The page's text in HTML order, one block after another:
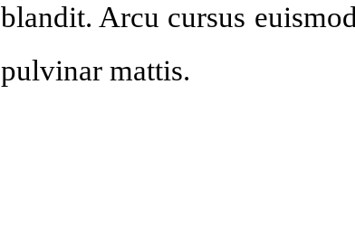
blandit. Arcu cursus
pulvinar mattis.